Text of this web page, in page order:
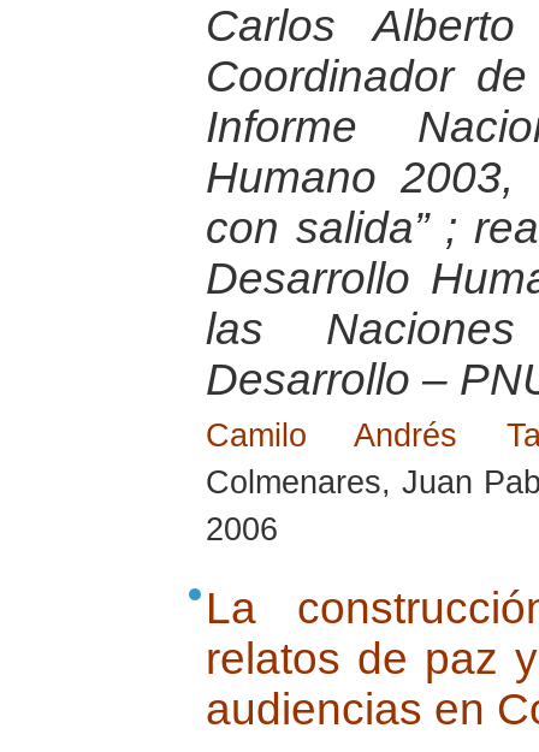
Carlos
Coordinador
Informe
Humano 2003,
con salida” ;
Desarrollo
las
Desarrollo –
Camilo Andrés
Colmenares, Juan
2006
La
relatos de paz
audiencias en